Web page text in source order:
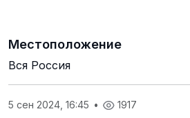
Местоположение
Вся Россия
5 сен 2024, 16:45 • 1917